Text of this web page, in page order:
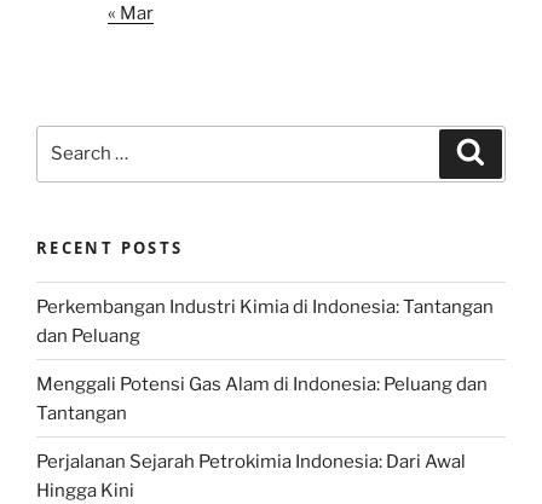
« Mar
RECENT POSTS
Perkembangan Industri Kimia di Indonesia: Tantangan
dan Peluang
Menggali Potensi Gas Alam di Indonesia: Peluang dan
Tantangan
Perjalanan Sejarah Petrokimia Indonesia: Dari Awal
Hingga Kini